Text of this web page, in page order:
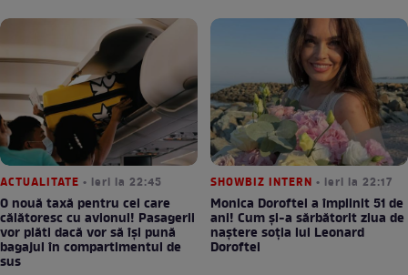
ACTUALITATE • ieri la 22:45
O nouă taxă pentru cei care
călătoresc cu avionul! Pasagerii
vor plăti dacă vor să își pună
bagajul în compartimentul de
sus
SHOWBIZ INTERN • ieri la 22:17
Monica Doroftei a împlinit 51 de
ani! Cum și-a sărbătorit ziua de
naștere soția lui Leonard
Doroftei